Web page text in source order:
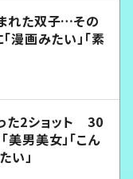
れた双子…その
漫画みたい」「素
た2ショット 30
男美女」「こん
い」